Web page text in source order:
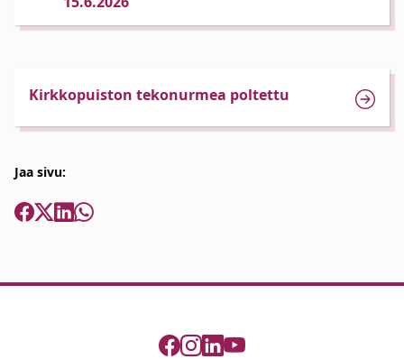
Kirkkopuiston tekonurmea poltettu
Jaa sivu: